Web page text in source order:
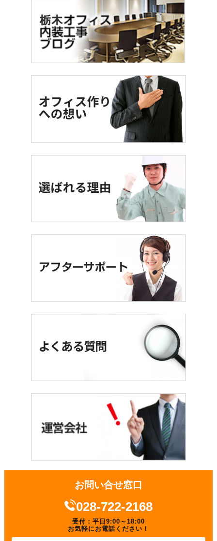
お問い合せ窓口
028-722-2168
受付：平日9:00～18:00
お気軽にお電話ください！